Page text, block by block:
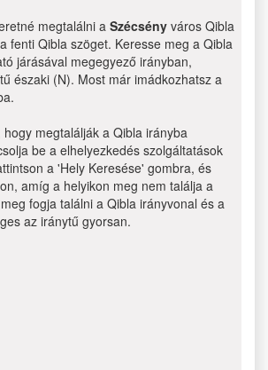
megtalálni a Szécsény város Qibla
fenti Qibla szöget. Keresse meg a Qibla
járásával megegyező irányban,
északi (N). Most már imádkozhatsz a
megtalálják a Qibla irányba
be a elhelyezkedés szolgáltatások
a 'Hely Keresése' gombra, és
amíg a helyikon meg nem találja a
fogja találni a Qibla irányvonal és a
az iránytű gyorsan.